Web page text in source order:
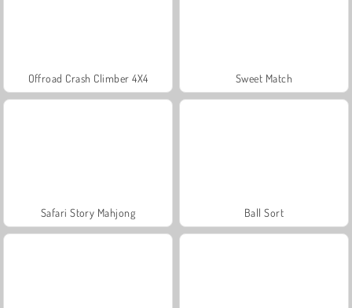
Offroad Crash Climber 4X4 Sweet Match
Safari Story Mahjong Ball Sort